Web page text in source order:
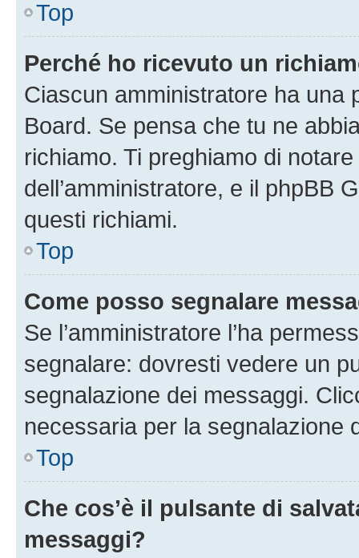
Top
Perché ho ricevuto un
Ciascun amministratore ha una
Board. Se pensa che tu ne
richiamo. Ti preghiamo di
dell’amministratore, e il phpBB
questi richiami.
Top
Come posso segnalare
Se l’amministratore l’ha
segnalare: dovresti vedere un
segnalazione dei messaggi.
necessaria per la segnalazione
Top
Che cos’è il pulsante di
messaggi?